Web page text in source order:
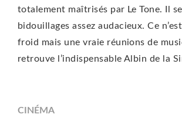
totalement maîtrisés par Le Tone. Il
bidouillages assez audacieux. Ce
froid mais une vraie réunions de
retrouve l’indispensable Albin de la
CINÉMA